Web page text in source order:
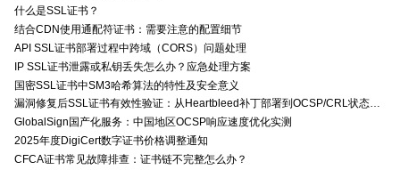
什么是SSL证书？
结合CDN使用通配符证书：需要注意的配置细节
API SSL证书部署过程中跨域（CORS）问题处理
IP SSL证书泄露或私钥丢失怎么办？应急处理方案
国密SSL证书中SM3哈希算法的特性及安全意义
漏洞修复后SSL证书有效性验证：从Heartbleed补丁部署到OCSP/CRL状态检查的全链路确认方法
GlobalSign国产化服务：中国地区OCSP响应速度优化实测
2025年度DigiCert数字证书价格调整通知
CFCA证书常见故障排查：证书链不完整怎么办？